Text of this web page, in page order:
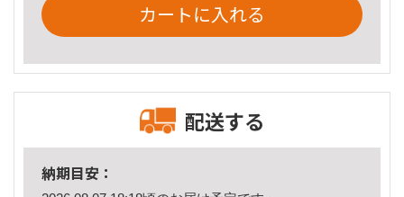
カートに入れる
配送する
納期目安：